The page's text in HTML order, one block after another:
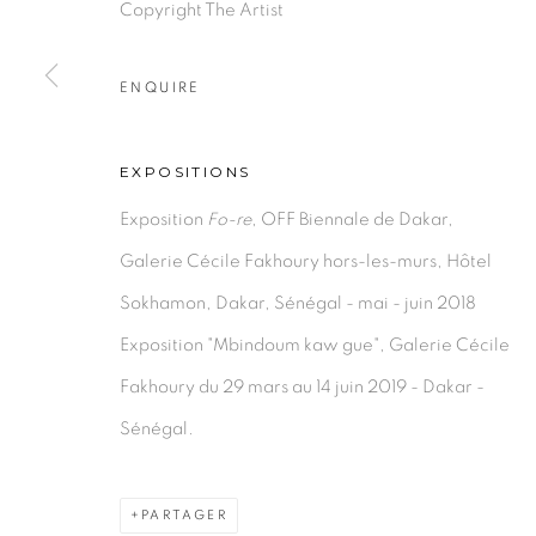
PRIVACY POLICY MANAGE COOKIES
Copyright The Artist
ENQUIRE
EXPOSITIONS
Exposition Fo-re, OFF Biennale de Dakar,
Galerie Cécile Fakhoury hors-les-murs, Hôtel
Sokhamon, Dakar, Sénégal - mai - juin 2018
Exposition "Mbindoum kaw gue", Galerie Cécile
Fakhoury du 29 mars au 14 juin 2019 - Dakar -
Sénégal.
PARTAGER